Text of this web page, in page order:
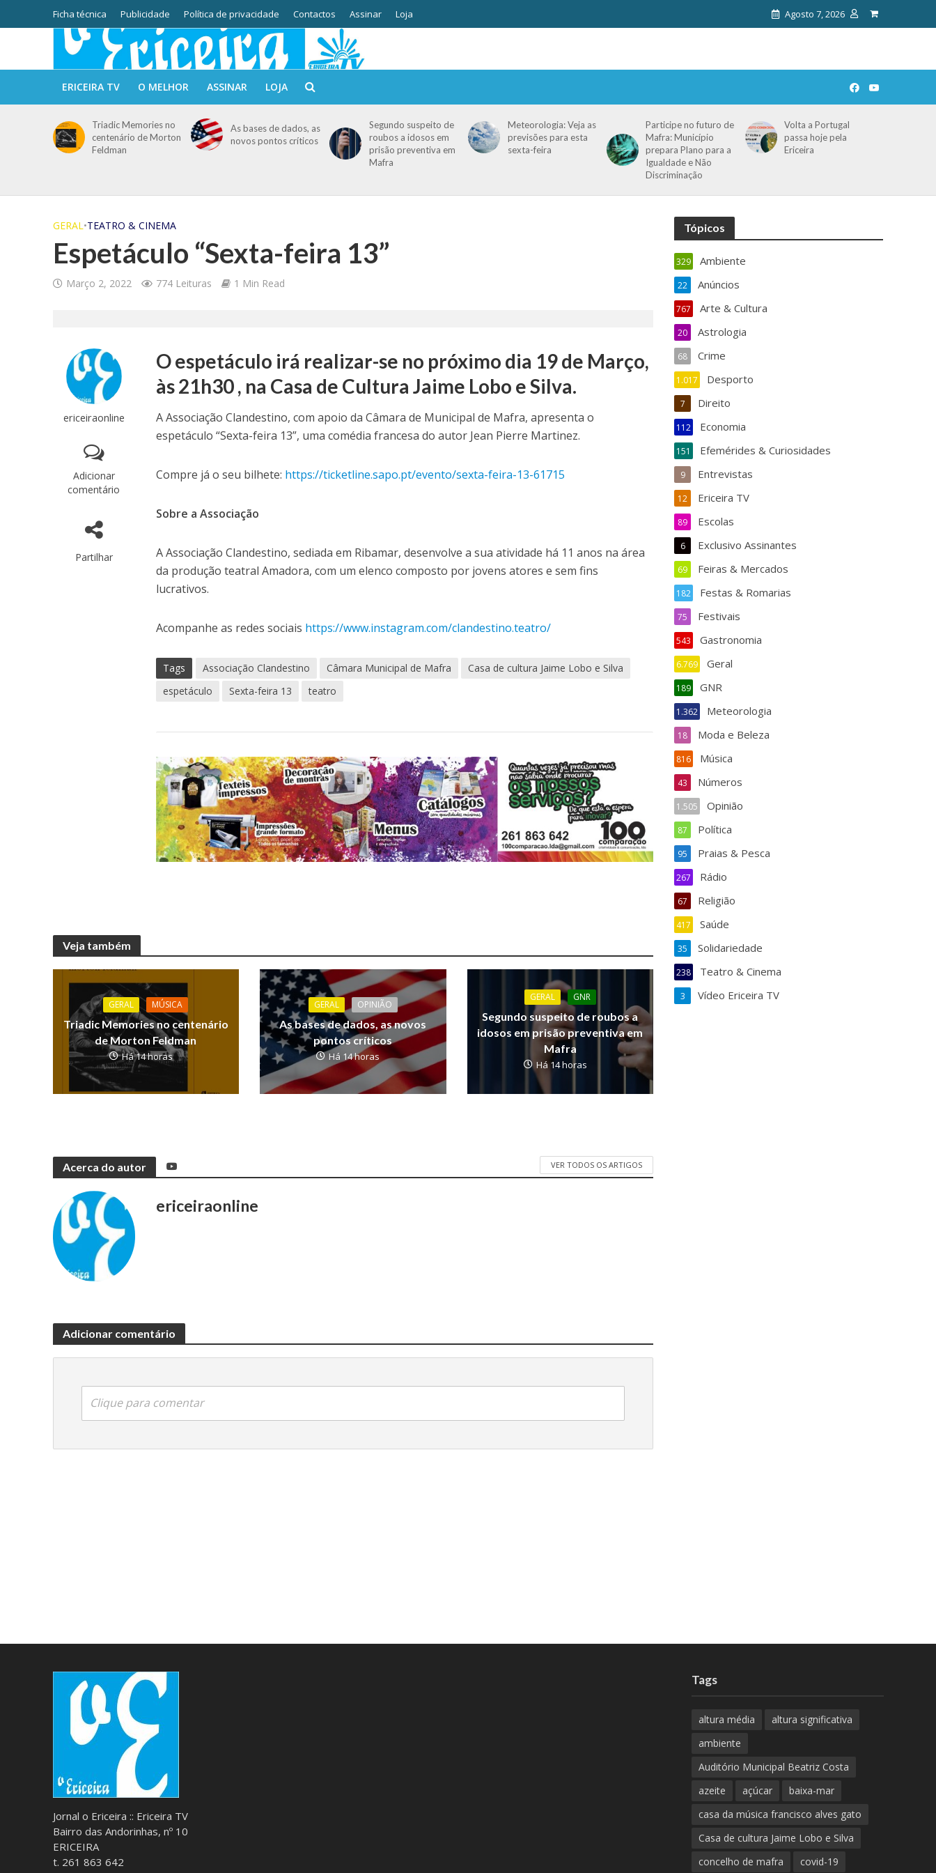
Ficha técnica Publicidade Política de privacidade Contactos Assinar Loja Agosto 7, 2026
ERICEIRA TV O MELHOR ASSINAR LOJA
Triadic Memories no
centenário de Morton
Feldman
As bases de dados, as
novos pontos críticos
Segundo suspeito de
roubos a idosos em
prisão preventiva em
Mafra
Meteorologia: Veja as
previsões para esta
sexta-feira
Participe no futuro de
Mafra: Município
prepara Plano para a
Igualdade e Não
Discriminação
Volta a Portugal
passa hoje pela
Ericeira
GERAL•TEATRO & CINEMA
Espetáculo “Sexta-feira 13”
Março 2, 2022 774 Leituras 1 Min Read
ericeiraonline
Adicionar
comentário
Partilhar
O espetáculo irá realizar-se no próximo dia 19 de Março,
às 21h30 , na Casa de Cultura Jaime Lobo e Silva.
A Associação Clandestino, com apoio da Câmara de Municipal de Mafra, apresenta o
espetáculo “Sexta-feira 13”, uma comédia francesa do autor Jean Pierre Martinez.
Compre já o seu bilhete: https://ticketline.sapo.pt/evento/sexta-feira-13-61715
Sobre a Associação
A Associação Clandestino, sediada em Ribamar, desenvolve a sua atividade há 11 anos na área
da produção teatral Amadora, com um elenco composto por jovens atores e sem fins
lucrativos.
Acompanhe as redes sociais https://www.instagram.com/clandestino.teatro/
Tags Associação Clandestino Câmara Municipal de Mafra
Casa de cultura Jaime Lobo e Silva
espetáculo
Sexta-feira 13 teatro
Veja também
GERAL MÚSICA
Triadic Memories no centenário
de Morton Feldman
Há 14 horas
GERAL OPINIÃO
As bases de dados, as novos
pontos críticos
Há 14 horas
GERAL GNR
Segundo suspeito de roubos a
idosos em prisão preventiva em
Mafra
Há 14 horas
Acerca do autor VER TODOS OS ARTIGOS
ericeiraonline
Adicionar comentário
Clique para comentar
Tópicos
Ambiente
329
Anúncios
22
Arte & Cultura
767
Astrologia
20
Crime
68
Desporto
1.017
Direito
7
Economia
112
Efemérides & Curiosidades
151
Entrevistas
9
Ericeira TV
12
Escolas
89
Exclusivo Assinantes
6
Feiras & Mercados
69
Festas & Romarias
182
Festivais
75
Gastronomia
543
Geral
6.769
GNR
189
Meteorologia
1.362
Moda e Beleza
18
Música
816
Números
43
Opinião
1.505
Política
87
Praias & Pesca
95
Rádio
267
Religião
67
Saúde
417
Solidariedade
35
Teatro & Cinema
238
Vídeo Ericeira TV
3
Jornal o Ericeira :: Ericeira TV
Bairro das Andorinhas, nº 10
ERICEIRA
t. 261 863 642
Tags
altura média
altura significativa
ambiente
Auditório Municipal Beatriz Costa
azeite
açúcar
baixa-mar
casa da música francisco alves gato
Casa de cultura Jaime Lobo e Silva
concelho de mafra
covid-19